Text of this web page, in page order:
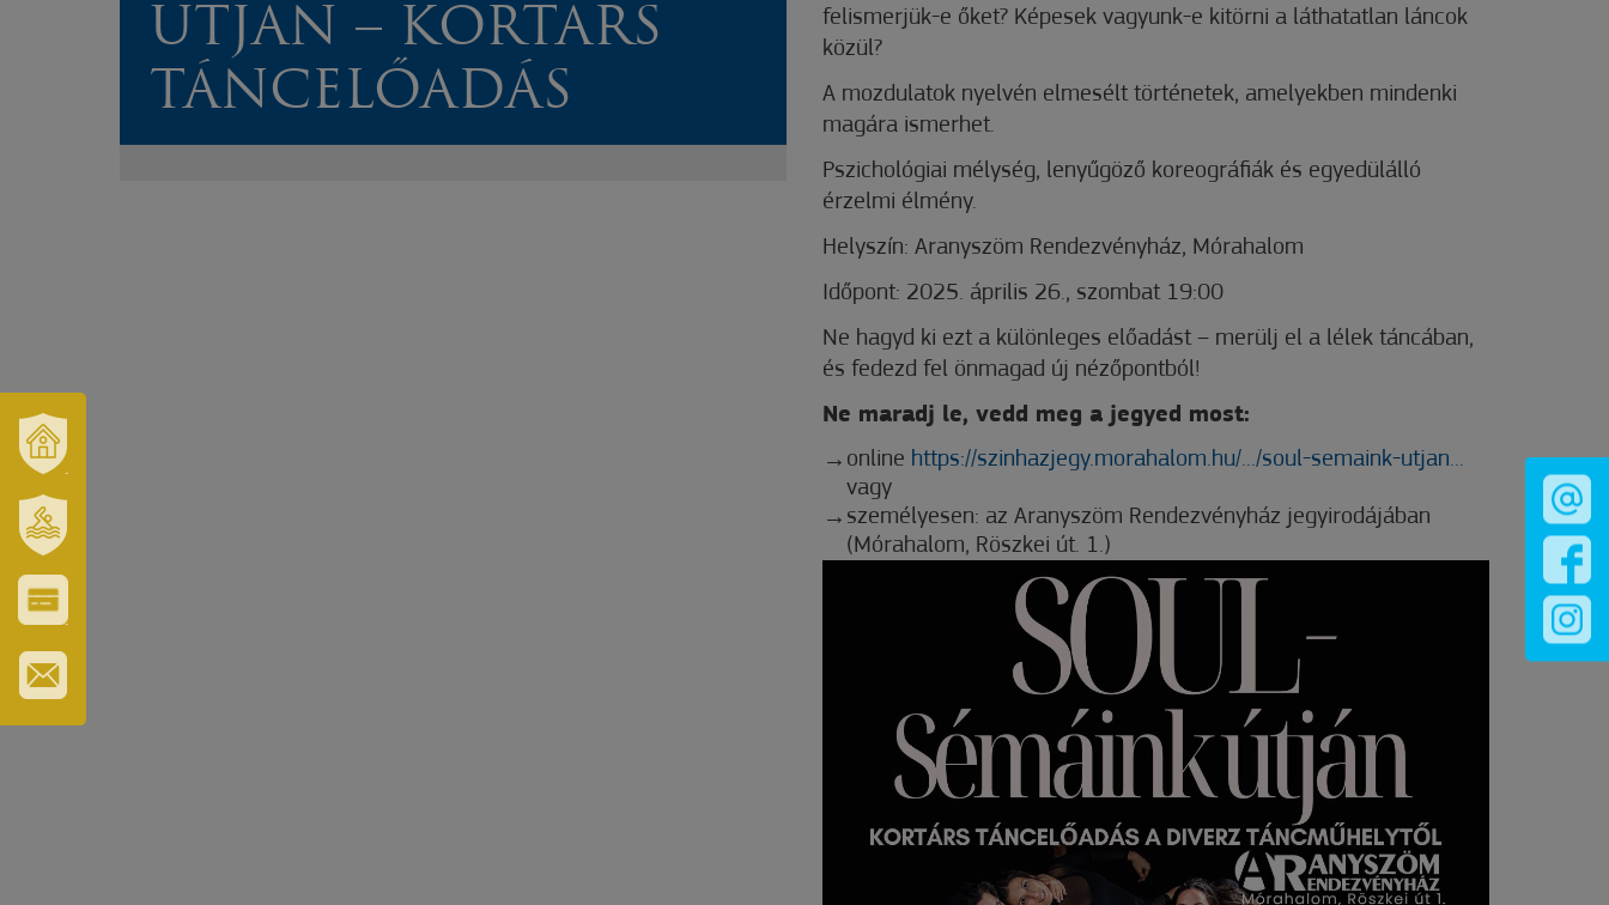
ÉS
TÉRSÉGÜNK
ERZSÉBET
GYÓGYFÜRDŐ
ÉS
TURISZTIKAI
KÁRTYA
ÚTJÁN – KORTÁRS
TÁNCELŐADÁS
felismerjük-e őket? Képesek vagyunk-e kitörni a láthatatlan láncok
közül?
A mozdulatok nyelvén elmesélt történetek, amelyekben mindenki
magára ismerhet.
Pszichológiai mélység, lenyűgöző koreográfiák és egyedülálló
érzelmi élmény.
Helyszín: Aranyszöm Rendezvényház, Mórahalom
Időpont: 2025. április 26., szombat 19:00
Ne hagyd ki ezt a különleges előadást – merülj el a lélek táncában,
és fedezd fel önmagad új nézőpontból!
Ne maradj le, vedd meg a jegyed most:
online https://szinhazjegy.morahalom.hu/.../soul-semaink-utjan...
vagy
személyesen: az Aranyszöm Rendezvényház jegyirodájában
(Mórahalom, Röszkei út. 1.)